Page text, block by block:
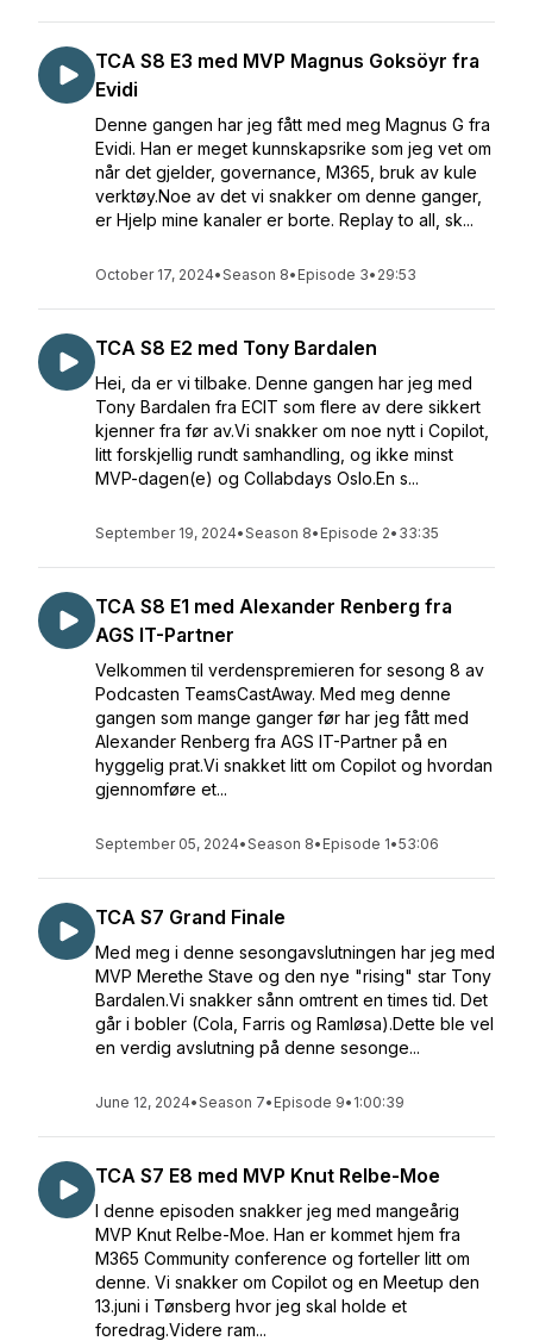
TCA S8 E3 med MVP Magnus Goksöyr fra
Evidi
Denne gangen har jeg fått med meg Magnus G fra
Evidi. Han er meget kunnskapsrike som jeg vet om
når det gjelder, governance, M365, bruk av kule
verktøy.Noe av det vi snakker om denne ganger,
er Hjelp mine kanaler er borte. Replay to all, sk...
October 17, 2024•Season 8• Episode 3• 29:53
TCA S8 E2 med Tony Bardalen
Hei, da er vi tilbake. Denne gangen har jeg med
Tony Bardalen fra ECIT som flere av dere sikkert
kjenner fra før av.Vi snakker om noe nytt i Copilot,
litt forskjellig rundt samhandling, og ikke minst
MVP-dagen(e) og Collabdays Oslo.En s...
September 19, 2024•Season 8• Episode 2• 33:35
TCA S8 E1 med Alexander Renberg fra
AGS IT-Partner
Velkommen til verdenspremieren for sesong 8 av
Podcasten TeamsCastAway. Med meg denne
gangen som mange ganger før har jeg fått med
Alexander Renberg fra AGS IT-Partner på en
hyggelig prat.Vi snakket litt om Copilot og hvordan
gjennomføre et...
September 05, 2024•Season 8• Episode 1•53:06
TCA S7 Grand Finale
Med meg i denne sesongavslutningen har jeg med
MVP Merethe Stave og den nye "rising" star Tony
Bardalen.Vi snakker sånn omtrent en times tid. Det
går i bobler (Cola, Farris og Ramløsa).Dette ble vel
en verdig avslutning på denne sesonge...
June 12, 2024•Season 7• Episode 9• 1:00:39
TCA S7 E8 med MVP Knut Relbe-Moe
I denne episoden snakker jeg med mangeårig
MVP Knut Relbe-Moe. Han er kommet hjem fra
M365 Community conference og forteller litt om
denne. Vi snakker om Copilot og en Meetup den
13.juni i Tønsberg hvor jeg skal holde et
foredrag.Videre ram...